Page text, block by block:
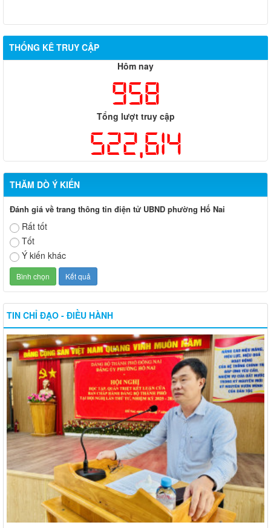
THỐNG KÊ TRUY CẬP
Hôm nay
958
Tổng lượt truy cập
522,614
THĂM DÒ Ý KIẾN
Đánh giá về trang thông tin điện tử UBND phường Hố Nai
Rất tốt
Tốt
Ý kiến khác
TIN CHỈ ĐẠO - ĐIỀU HÀNH